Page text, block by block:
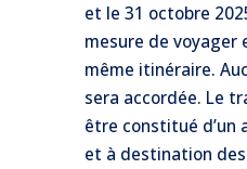
et le 31 octobre
mesure de voyager
même itinéraire.
sera accordée. Le
être constitué d’un
et à destination